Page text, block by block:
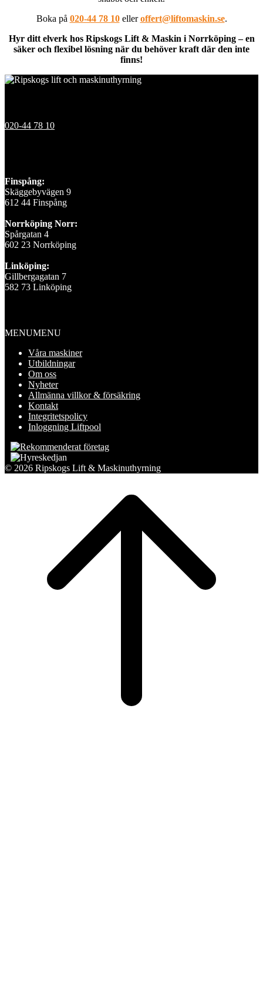
Boka på 020-44 78 10elleroffert@liftomaskin.se.
Hyr ditt elverk hos Ripskogs Lift & Maskin i Norrköping – en
säker och flexibel lösning när du behöver kraft där den inte
finns!
020-44 78 10
Finspång:
Skäggebyvägen 9
612 44 Finspång
Norrköping Norr:
Spårgatan 4
602 23 Norrköping
Linköping:
Gillbergagatan 7
582 73 Linköping
MENUMENU
Våra maskiner
Utbildningar
Om oss
Nyheter
Allmänna villkor & försäkring
Kontakt
Integritetspolicy
Inloggning Liftpool
© 2026 Ripskogs Lift & Maskinuthyrning